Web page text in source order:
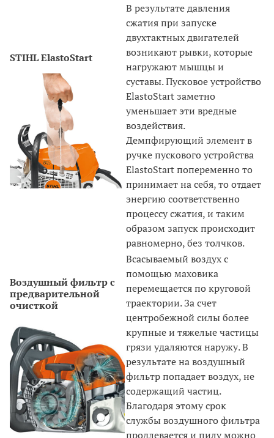
STIHL ElastoStart
В результате давления
сжатия при запуске
двухтактных двигателей
возникают рывки, которые
нагружают мышцы и
суставы. Пусковое устройство
ElastoStart заметно
уменьшает эти вредные
воздействия.
Демпфирующий элемент в
ручке пускового устройства
ElastoStart попеременно то
принимает на себя, то отдает
энергию соответственно
процессу сжатия, и таким
образом запуск происходит
равномерно, без толчков.
Воздушный фильтр с
предварительной
очисткой
Всасываемый воздух с
помощью маховика
перемещается по круговой
траектории. За счет
центробежной силы более
крупные и тяжелые частицы
грязи удаляются наружу. В
результате на воздушный
фильтр попадает воздух, не
содержащий частиц.
Благодаря этому срок
службы воздушного фильтра
продлевается и пилу можно